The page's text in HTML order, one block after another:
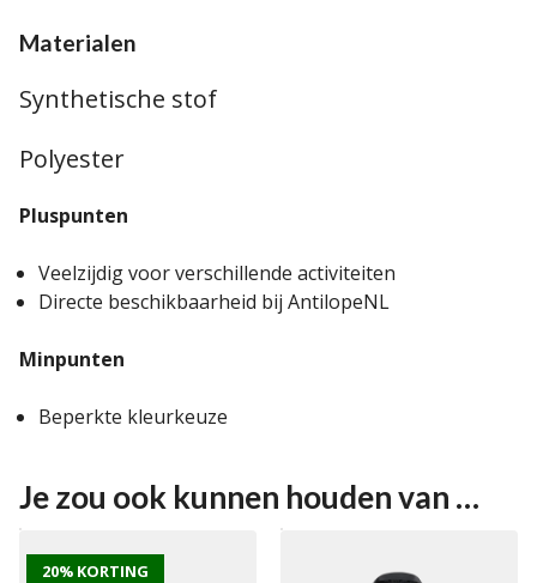
Materialen
Synthetische stof
Polyester
Pluspunten
Veelzijdig voor verschillende activiteiten
Directe beschikbaarheid bij AntilopeNL
Minpunten
Beperkte kleurkeuze
Je zou ook kunnen houden van …
20% KORTING